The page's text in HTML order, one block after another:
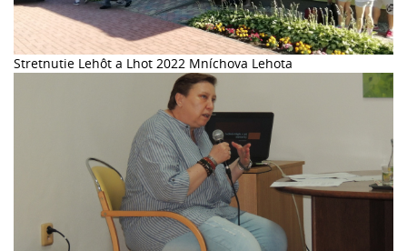
Stretnutie Lehôt a Lhot 2022 Mníchova Lehota